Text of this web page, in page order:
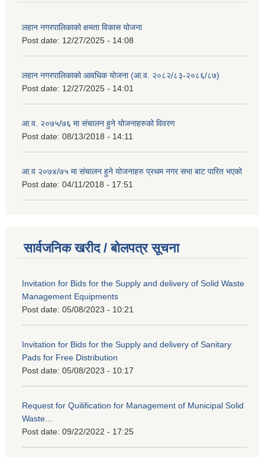
लहान नगरपालिकाको क्षमता विकास योजना
Post date: 12/27/2025 - 14:08
लहान नगरपालिकाको आवधिक योजना (आ.व. २०८२/८३-२०८६/८७)
Post date: 12/27/2025 - 14:01
आ.व. २०७५/७६ मा संचालन हुने योजनाहरुको विवरण
Post date: 08/13/2018 - 14:11
आ.व २०७४/७५ मा संचालन हुने योजनाहरु प्रथम नगर सभा बाट पारित भएको
Post date: 04/11/2018 - 17:51
सार्वजनिक खरीद / बोलपत्र सूचना
Invitation for Bids for the Supply and delivery of Solid Waste
Management Equipments
Post date: 05/08/2023 - 10:21
Invitation for Bids for the Supply and delivery of Sanitary
Pads for Free Distribution
Post date: 05/08/2023 - 10:17
Request for Quilification for Management of Municipal Solid
Waste...
Post date: 09/22/2022 - 17:25